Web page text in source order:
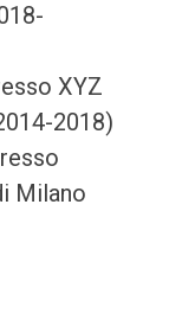
XYZ
2018)
Milano